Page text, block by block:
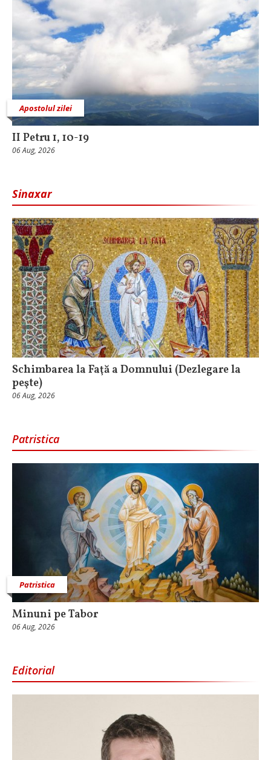
Apostolul zilei
II Petru 1, 10-19
06 Aug, 2026
Sinaxar
Schimbarea la Faţă a Domnului (Dezlegare la
peşte)
06 Aug, 2026
Patristica
Patristica
Minuni pe Tabor
06 Aug, 2026
Editorial